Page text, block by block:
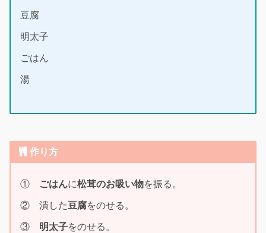
豆腐
明太子
ごはん
湯
作り方
① ごはんに松茸のお吸い物を振る。
② 潰した豆腐をのせる。
③ 明太子をのせる。